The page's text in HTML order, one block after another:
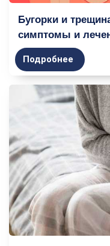
Бугорки и
симптомы и
Подробнее